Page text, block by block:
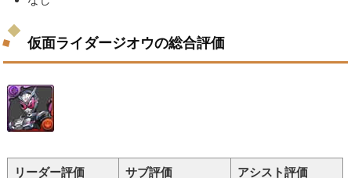
仮面ライダージオウの総合評価
リーダー評価 サブ評価 アシスト評価